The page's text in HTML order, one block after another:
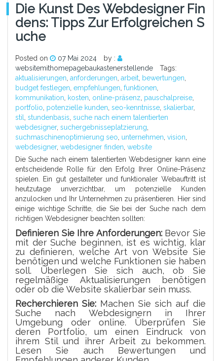
Die Kunst Des Webdesigner Fin
Dens: Tipps Zur Erfolgreichen S
Uche
Posted on 07 Mai 2024
by :
websitemithomepagebaukastenerstellende
Tags:
aktualisierungen anforderungen arbeit bewertungen
budget festlegen empfehlungen funktionen
kommunikation
kosten online-präsenz pauschalpreise
portfolio potenzielle kunden seo-kenntnisse skalierbar,
stil
stundenbasis suche nach einem talentierten
webdesigner, suchergebnisseplatzierung
suchmaschinenoptimierung seo unternehmen vision
webdesigner, webdesigner finden website
Die Suche nach einem talentierten Webdesigner kann eine
entscheidende Rolle für den Erfolg Ihrer Online-Präsenz
spielen. Ein gut gestalteter und funktionaler Webauftritt ist
heutzutage unverzichtbar, um potenzielle Kunden
anzulocken und Ihr Unternehmen zu präsentieren. Hier sind
einige wichtige Schritte, die Sie bei der Suche nach dem
richtigen Webdesigner beachten sollten:
Definieren Sie Ihre Anforderungen:Bevor Sie
mit der Suche beginnen, ist es wichtig, klar
zu definieren, welche Art von Website Sie
benötigen und welche Funktionen sie haben
soll. Überlegen Sie sich auch, ob Sie
regelmäßige Aktualisierungen benötigen
oder ob die Website skalierbar sein muss.
Recherchieren Sie: Machen Sie sich auf die
Suche nach Webdesignern in Ihrer
Umgebung oder online. Überprüfen Sie
deren Portfolio, um einen Eindruck von
ihrem Stil und ihrer Arbeit zu bekommen.
Lesen Sie auch Bewertungen und